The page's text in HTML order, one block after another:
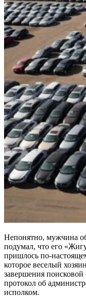
Непонятно, мужчина
подумал, что его
пришлось по-
которое веселый
завершения
протокол об
исполком.